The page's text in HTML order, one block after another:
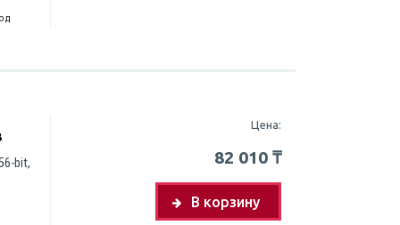
bit,
Цена:
82 010₸
В корзину